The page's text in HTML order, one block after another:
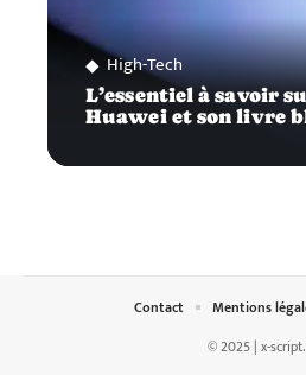
High-Tech
L’essentiel à savoir
Huawei et son livre
© 2025 | x-
Contact Mentions